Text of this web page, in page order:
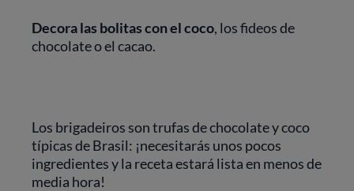
Decora las bolitas con el coco, los fideos de
chocolate o el cacao.
Los brigadeiros son trufas de chocolate y coco
típicas de Brasil: ¡necesitarás unos pocos
ingredientes y la receta estará lista en menos de
media hora!